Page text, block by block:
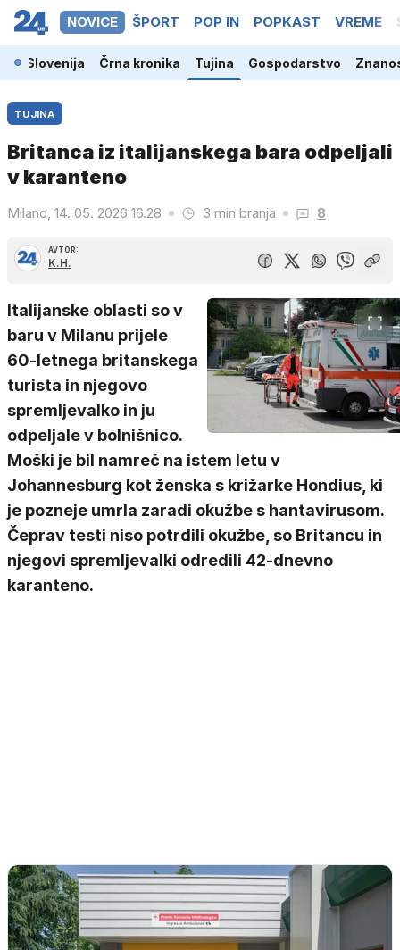
NOVICE ŠPORT POP IN POPKAST VREME
Slovenija Črna kronika Tujina Gospodarstvo
TUJINA
Britanca iz italijanskega bara odpeljali
v karanteno
Milano, 14. 05. 2026 16.28 3 min branja 8
AVTOR:
K.H.
Italijanske oblasti so v
baru v Milanu prijele
60-letnega britanskega
turista in njegovo
spremljevalko in ju
odpeljale v bolnišnico.
Moški je bil namreč na istem letu v
Johannesburg kot ženska s križarke Hondius, ki
je pozneje umrla zaradi okužbe s hantavirusom.
Čeprav testi niso potrdili okužbe, so Britancu in
njegovi spremljevalki odredili 42-dnevno
karanteno.